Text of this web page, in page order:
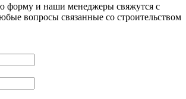
форму и наши менеджеры свяжутся с
вопросы связанные со строительством